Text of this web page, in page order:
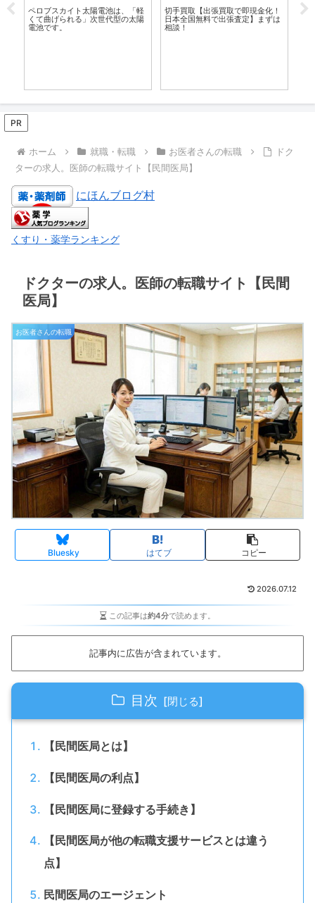
ペロブスカイト太陽電池は、「軽
くて曲げられる」次世代型の太陽
電池です。
切手買取【出張買取で即現金化！
日本全国無料で出張査定】まずは
相談！
全
PR
ホーム 就職・転職 お医者さんの転職
ドク
ターの求人。医師の転職サイト【民間医局】
にほんブログ村
くすり・薬学ランキング
ドクターの求人。医師の転職サイト【民間
医局】
お医者さんの転職
Bluesky はてブ コピー
2026.07.12
この記事は約4分で読めます。
記事内に広告が含まれています。
目次
【民間医局とは】
【民間医局の利点】
【民間医局に登録する手続き】
【民間医局が他の転職支援サービスとは違う
点】
民間医局のエージェント